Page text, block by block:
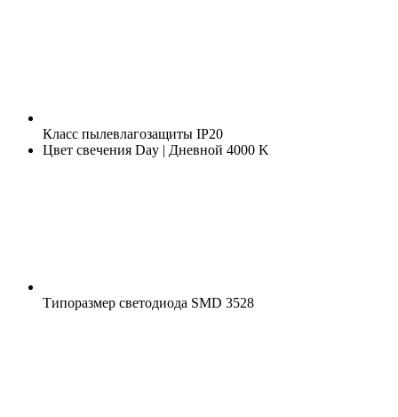
Класс пылевлагозащиты IP20
Цвет свечения Day | Дневной 4000 K
Типоразмер светодиода SMD 3528